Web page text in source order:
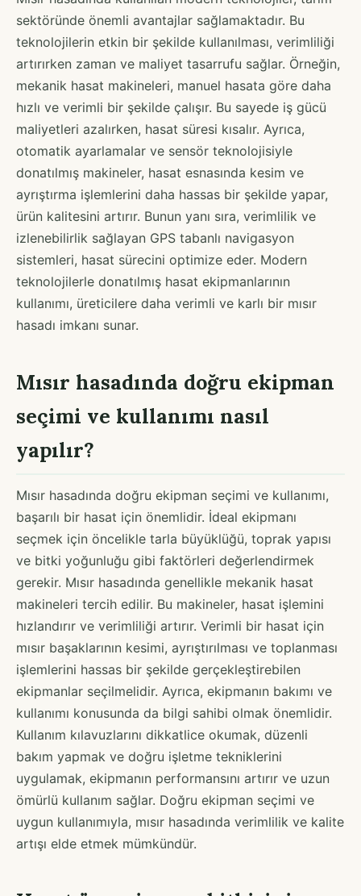
sektöründe önemli avantajlar sağlamaktadır. Bu
teknolojilerin etkin bir şekilde kullanılması, verimliliği
artırırken zaman ve maliyet tasarrufu sağlar. Örneğin,
mekanik hasat makineleri, manuel hasata göre daha
hızlı ve verimli bir şekilde çalışır. Bu sayede iş gücü
maliyetleri azalırken, hasat süresi kısalır. Ayrıca,
otomatik ayarlamalar ve sensör teknolojisiyle
donatılmış makineler, hasat esnasında kesim ve
ayrıştırma işlemlerini daha hassas bir şekilde yapar,
ürün kalitesini artırır. Bunun yanı sıra, verimlilik ve
izlenebilirlik sağlayan GPS tabanlı navigasyon
sistemleri, hasat sürecini optimize eder. Modern
teknolojilerle donatılmış hasat ekipmanlarının
kullanımı, üreticilere daha verimli ve karlı bir mısır
hasadı imkanı sunar.
Mısır hasadında doğru ekipman
seçimi ve kullanımı nasıl
yapılır?
Mısır hasadında doğru ekipman seçimi ve kullanımı,
başarılı bir hasat için önemlidir. İdeal ekipmanı
seçmek için öncelikle tarla büyüklüğü, toprak yapısı
ve bitki yoğunluğu gibi faktörleri değerlendirmek
gerekir. Mısır hasadında genellikle mekanik hasat
makineleri tercih edilir. Bu makineler, hasat işlemini
hızlandırır ve verimliliği artırır. Verimli bir hasat için
mısır başaklarının kesimi, ayrıştırılması ve toplanması
işlemlerini hassas bir şekilde gerçekleştirebilen
ekipmanlar seçilmelidir. Ayrıca, ekipmanın bakımı ve
kullanımı konusunda da bilgi sahibi olmak önemlidir.
Kullanım kılavuzlarını dikkatlice okumak, düzenli
bakım yapmak ve doğru işletme tekniklerini
uygulamak, ekipmanın performansını artırır ve uzun
ömürlü kullanım sağlar. Doğru ekipman seçimi ve
uygun kullanımıyla, mısır hasadında verimlilik ve kalite
artışı elde etmek mümkündür.